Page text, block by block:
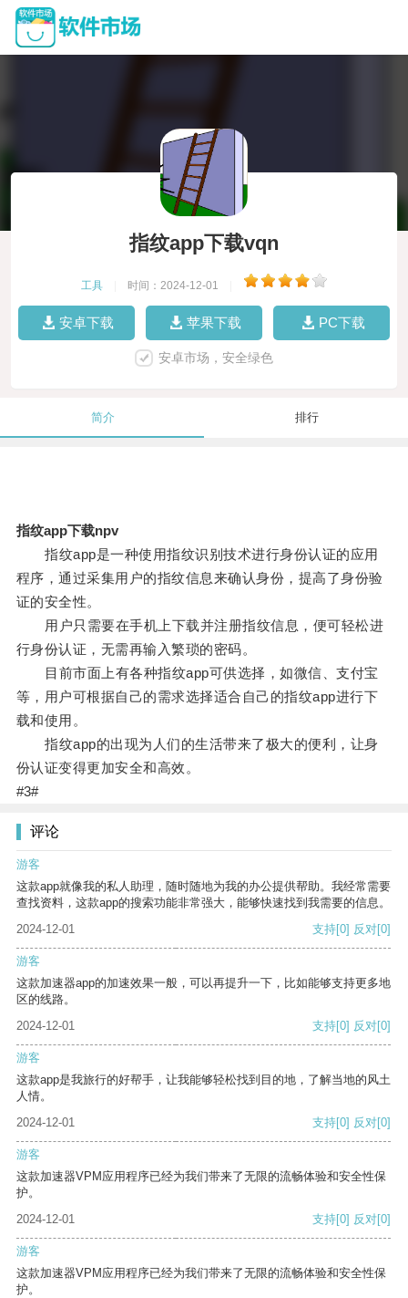
指纹app下载vqn
工具 时间：2024-12-01
安卓下载 苹果下载 PC下载
安卓市场，安全绿色
简介 排行
指纹app下载npv
指纹app是一种使用指纹识别技术进行身份认证的应用
程序，通过采集用户的指纹信息来确认身份，提高了身份验
证的安全性。
用户只需要在手机上下载并注册指纹信息，便可轻松进
行身份认证，无需再输入繁琐的密码。
目前市面上有各种指纹app可供选择，如微信、支付宝
等，用户可根据自己的需求选择适合自己的指纹app进行下
载和使用。
指纹app的出现为人们的生活带来了极大的便利，让身
份认证变得更加安全和高效。
#3#
评论
游客
这款app就像我的私人助理，随时随地为我的办公提供帮助。我经常需要
查找资料，这款app的搜索功能非常强大，能够快速找到我需要的信息。
2024-12-01
支持[0] 反对[0]
游客
这款加速器app的加速效果一般，可以再提升一下，比如能够支持更多地
区的线路。
2024-12-01
支持[0] 反对[0]
游客
这款app是我旅行的好帮手，让我能够轻松找到目的地，了解当地的风土
人情。
2024-12-01
支持[0] 反对[0]
游客
这款加速器VPM应用程序已经为我们带来了无限的流畅体验和安全性保
护。
2024-12-01
支持[0] 反对[0]
游客
这款加速器VPM应用程序已经为我们带来了无限的流畅体验和安全性保
护。